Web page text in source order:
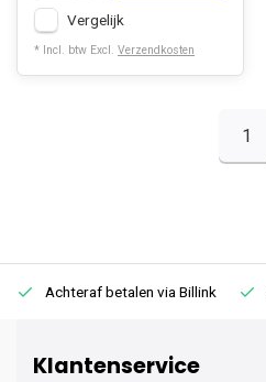
Vergelijk
* Incl. btw Excl. Verzendkosten
1
Achteraf betalen via Billink
Klantenservice